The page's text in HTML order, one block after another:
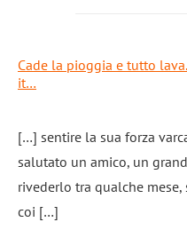
Cade la pioggia e tutto
it…
[…] sentire la sua forza
salutato un amico, un
rivederlo tra qualche
coi […]